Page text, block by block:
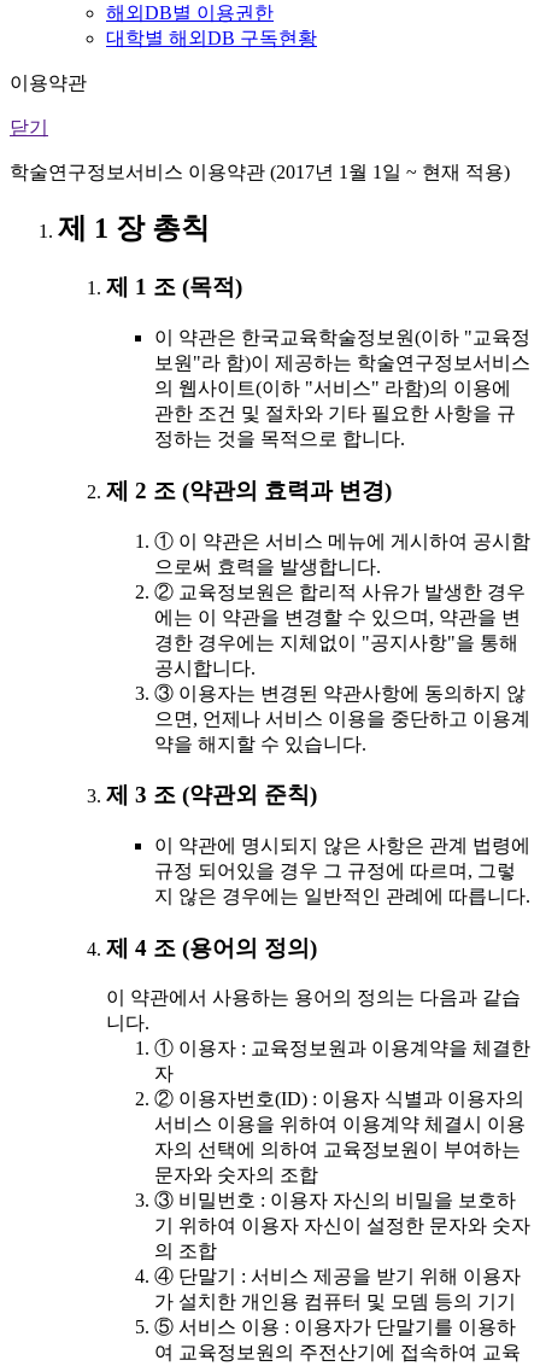
해외DB별 이용권한
대학별 해외DB 구독현황
이용약관
닫기
학술연구정보서비스 이용약관 (2017년 1월 1일 ~ 현재 적용)
제 1 장 총칙
제 1 조 (목적)
이 약관은 한국교육학술정보원(이하 "교육정
보원"라 함)이 제공하는 학술연구정보서비스
의 웹사이트(이하 "서비스" 라함)의 이용에
관한 조건 및 절차와 기타 필요한 사항을 규
정하는 것을 목적으로 합니다.
제 2 조 (약관의 효력과 변경)
① 이 약관은 서비스 메뉴에 게시하여 공시함
으로써 효력을 발생합니다.
② 교육정보원은 합리적 사유가 발생한 경우
에는 이 약관을 변경할 수 있으며, 약관을 변
경한 경우에는 지체없이 "공지사항"을 통해
공시합니다.
③ 이용자는 변경된 약관사항에 동의하지 않
으면, 언제나 서비스 이용을 중단하고 이용계
약을 해지할 수 있습니다.
제 3 조 (약관외 준칙)
이 약관에 명시되지 않은 사항은 관계 법령에
규정 되어있을 경우 그 규정에 따르며, 그렇
지 않은 경우에는 일반적인 관례에 따릅니다.
제 4 조 (용어의 정의)
이 약관에서 사용하는 용어의 정의는 다음과 같습
니다.
① 이용자 : 교육정보원과 이용계약을 체결한
자
② 이용자번호(ID) : 이용자 식별과 이용자의
서비스 이용을 위하여 이용계약 체결시 이용
자의 선택에 의하여 교육정보원이 부여하는
문자와 숫자의 조합
③ 비밀번호 : 이용자 자신의 비밀을 보호하
기 위하여 이용자 자신이 설정한 문자와 숫자
의 조합
④ 단말기 : 서비스 제공을 받기 위해 이용자
가 설치한 개인용 컴퓨터 및 모뎀 등의 기기
⑤ 서비스 이용 : 이용자가 단말기를 이용하
여 교육정보원의 주전산기에 접속하여 교육